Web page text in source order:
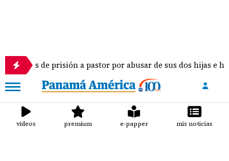
prisión a pastor por abusar de sus dos hijas e hijastra en
videos premium e-papper mis noticias